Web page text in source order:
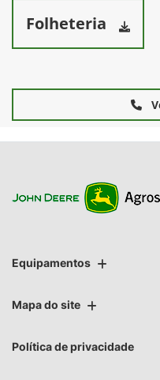
Folheteria
Equipamentos
Mapa do site
Política de privacidade